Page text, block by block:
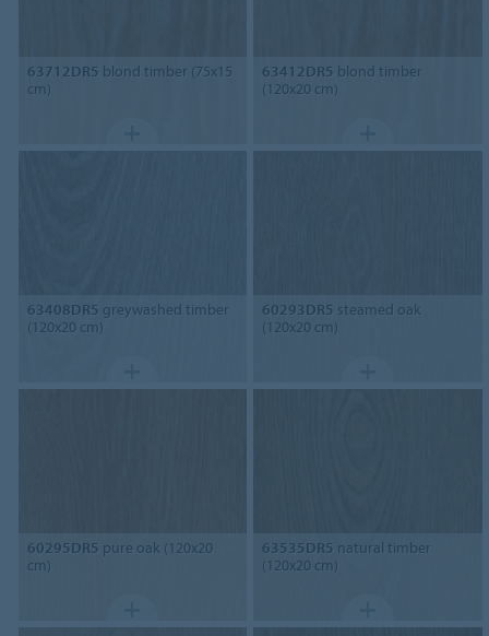
63712DR5 blond timber (75x15
cm)
63412DR5 blond timber
(120x20 cm)
63408DR5 greywashed timber
(120x20 cm)
60293DR5 steamed oak
(120x20 cm)
60295DR5 pure oak (120x20
cm)
63535DR5 natural timber
(120x20 cm)